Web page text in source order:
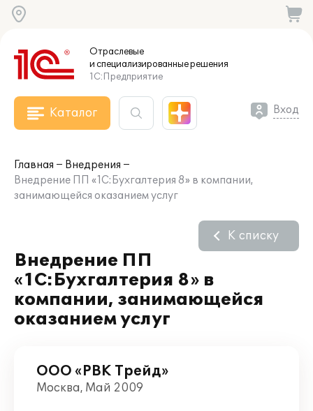
Отраслевые
и специализированныерешения
1С:Предприятие
Каталог Вход
Главная
Внедрения
Внедрение ПП «1С:Бухгалтерия 8» в компании,
занимающейся оказанием услуг
Внедрение ПП
«1С:Бухгалтерия 8» в
компании, занимающейся
оказанием услуг
К списку
ООО «РВК Трейд»
Москва, Май 2009